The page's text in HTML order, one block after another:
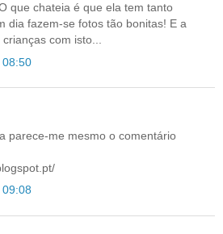
que chateia é que ela tem tanto
dia fazem-se fotos tão bonitas! E a
com isto...
parece-me mesmo o comentário